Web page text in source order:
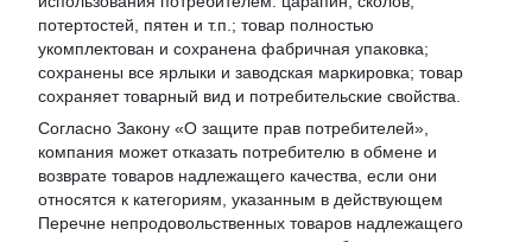
потертостей, пятен и т.п.; товар полностью
укомплектован и сохранена фабричная упаковка;
сохранены все ярлыки и заводская маркировка; товар
сохраняет товарный вид и потребительские свойства.
Согласно Закону «О защите прав потребителей»,
компания может отказать потребителю в обмене и
возврате товаров надлежащего качества, если они
относятся к категориям, указанным в действующем
Перечне непродовольственных товаров надлежащего